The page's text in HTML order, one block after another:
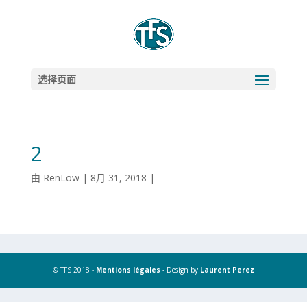
选择页面
2
由 RenLow| 8月 31, 2018 |
© TFS 2018 - Mentions légales - Design by Laurent Perez